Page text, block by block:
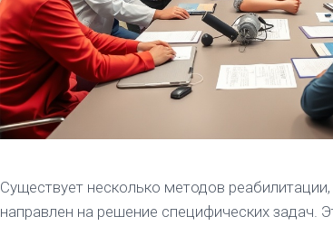
Существует несколько методов
направлен на решение специфических задач.